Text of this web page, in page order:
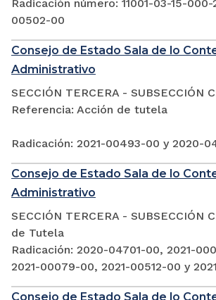
Radicación número: 11001-03-15-000-
00502-00
Consejo de Estado Sala de lo
Administrativo
SECCIÓN TERCERA - SUBSECCIÓN
Referencia: Acción de tutela
Radicación: 2021-00493-00 y 2020-
Consejo de Estado Sala de lo
Administrativo
SECCIÓN TERCERA - SUBSECCIÓN
de Tutela
Radicación: 2020-04701-00, 2021-
2021-00079-00, 2021-00512-00 y
Consejo de Estado Sala de lo